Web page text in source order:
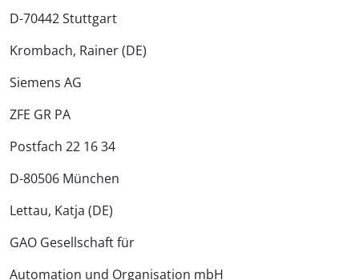
D-70442 Stuttgart
Krombach, Rainer (DE)
Siemens AG
ZFE GR PA
Postfach 22 16 34
D-80506 München
Lettau, Katja (DE)
GAO Gesellschaft für
Automation und Organisation mbH